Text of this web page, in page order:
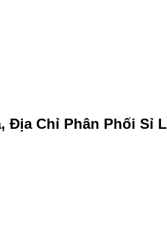
Địa Chỉ Phân Phối Sỉ